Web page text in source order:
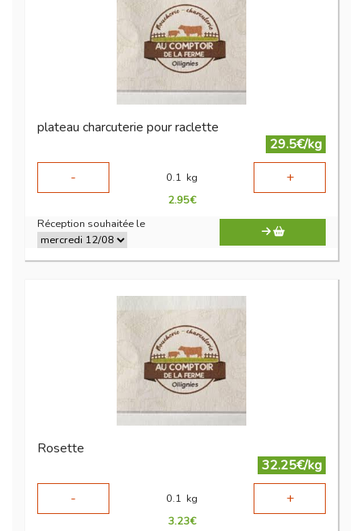
plateau charcuterie pour raclette
29.5€/kg
-
0.1 kg +
2.95€
Réception souhaitée le
Rosette
32.25€/kg
-
0.1 kg +
3.23€